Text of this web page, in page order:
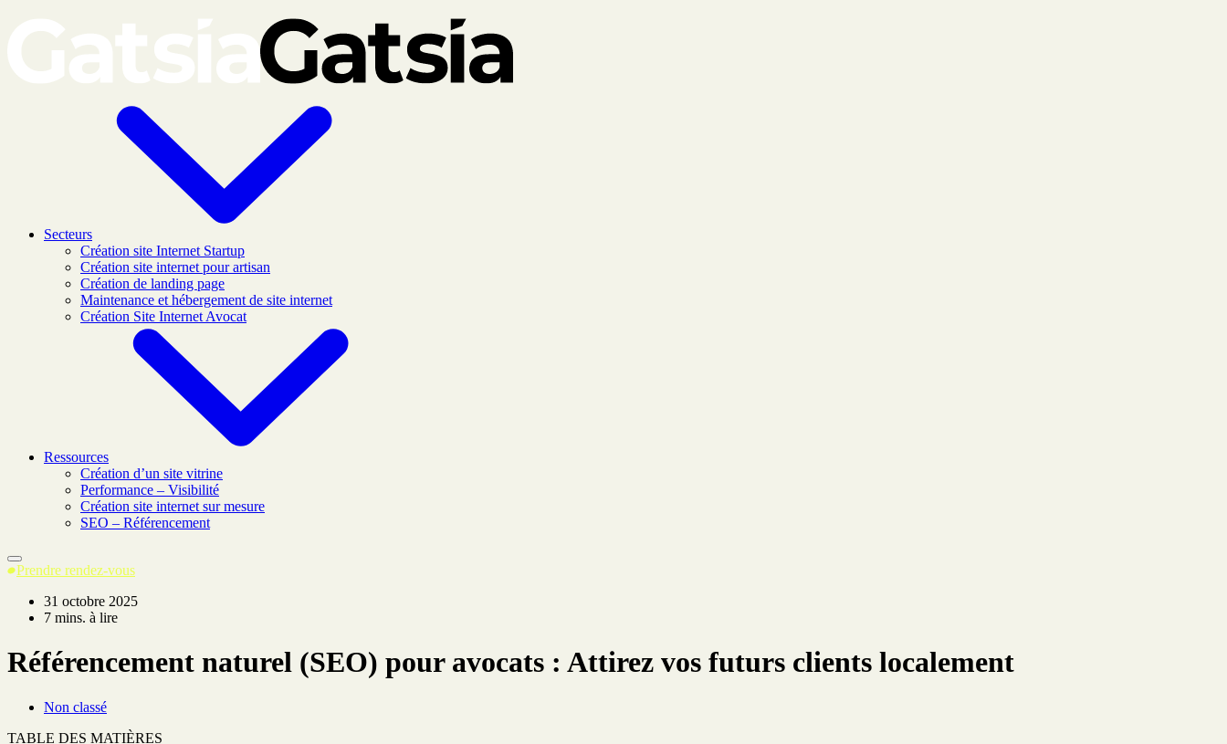
Secteurs
Création site Internet Startup
Création site internet pour artisan
Création de landing page
Maintenance et hébergement de site internet
Création Site Internet Avocat
Ressources
Création d’un site vitrine
Performance – Visibilité
Création site internet sur mesure
SEO – Référencement
Prendre rendez-vous
31 octobre 2025
7 mins. à lire
Référencement naturel (SEO) pour avocats : Attirez vos futurs clients localement
Non classé
TABLE DES MATIÈRES